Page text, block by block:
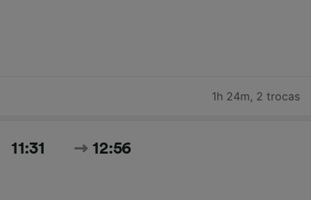
1h 24m, 2 trocas
11:31 12:56